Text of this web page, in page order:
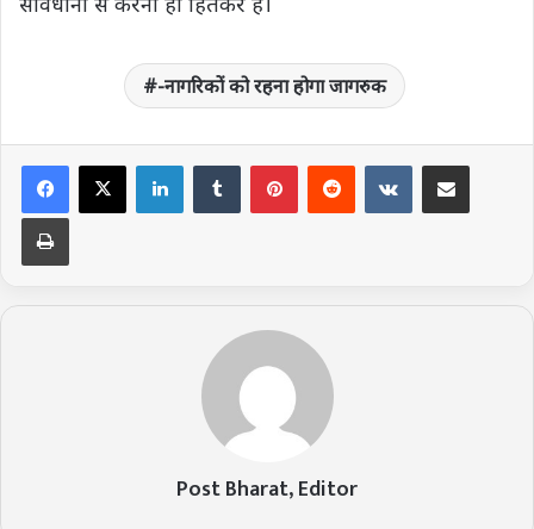
-नागरिकों को रहना होगा जागरुक
LinkedInTumblrPinterestRedditVKontakte
Share via Email
Print
Post Bharat, Editor